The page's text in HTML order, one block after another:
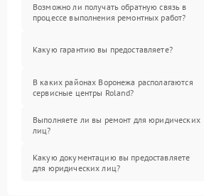
Возможно ли получать обратную связь в
процессе выполнения ремонтных работ?
Какую гарантию вы предоставляете?
В каких районах Воронежа располагаются
сервисные центры Roland?
Выполняете ли вы ремонт для юридических
лиц?
Какую документацию вы предоставляете
для юридических лиц?